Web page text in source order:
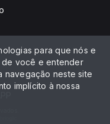
para que nós e
de você e entender
navegação neste site
implícito à nossa